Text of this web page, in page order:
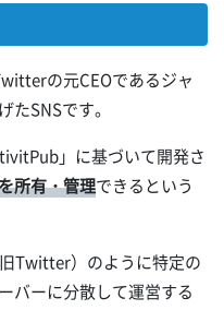
の元CEOであるジャ
たSNSです。
」に基づいて開発さ
所有・管理できるという
Twitter）のように特定の
バーに分散して運営する